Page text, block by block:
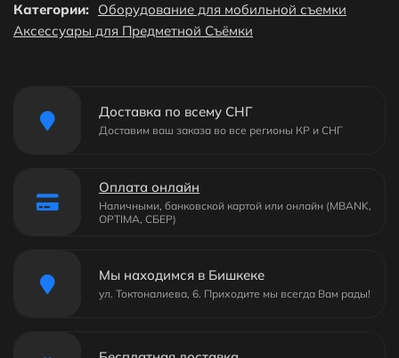
Категории: Оборудование для мобильной съемки
Аксессуары для Предметной Съёмки
Доставка по всему СНГ
Доставим ваш заказа во все регионы КР и СНГ
Оплата онлайн
Наличными, банковской картой или онлайн (MBANK,
OPTIMA, СБЕР)
Мы находимся в Бишкеке
ул. Токтоналиева, 6. Приходите мы всегда Вам рады!